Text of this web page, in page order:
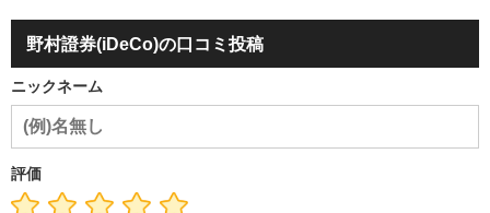
野村證券(iDeCo)の口コミ投稿
ニックネーム
評価